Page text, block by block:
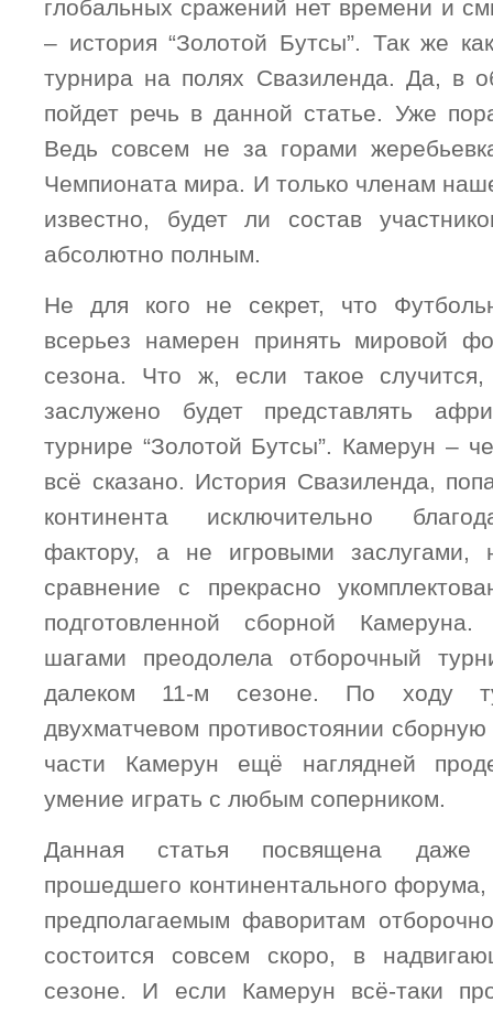
глобальных сражений нет времени и
– история “Золотой Бутсы”. Так же
турнира на полях Свазиленда. Да, в
пойдет речь в данной статье. Уже
Ведь совсем не за горами
Чемпионата мира. И только членам
известно, будет ли состав
абсолютно полным.
Не для кого не секрет, что
всерьез намерен принять мировой
сезона. Что ж, если такое
заслужено будет представлять
турнире “Золотой Бутсы”. Камерун –
всё сказано. История Свазиленда,
континента исключительно
фактору, а не игровыми
сравнение с прекрасно
подготовленной сборной
шагами преодолела отборочный
далеком 11-м сезоне. По ходу
двухматчевом противостоянии
части Камерун ещё наглядней
умение играть с любым соперником.
Данная статья посвящена даже
прошедшего континентального
предполагаемым фаворитам
состоится совсем скоро, в
сезоне. И если Камерун всё-таки